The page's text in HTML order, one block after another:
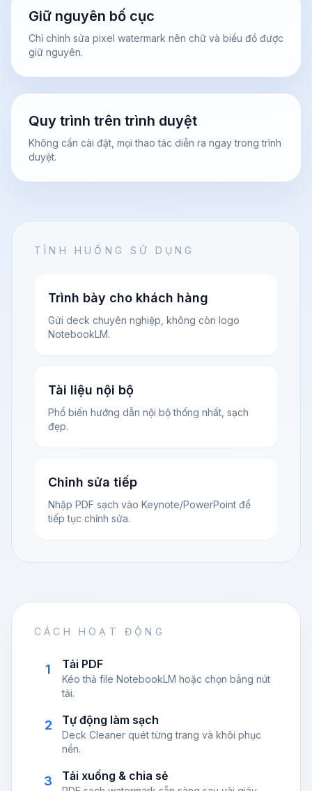
Giữ nguyên bố cục
Chỉ chỉnh sửa pixel watermark nên chữ và biểu đồ được
giữ nguyên.
Quy trình trên trình duyệt
Không cần cài đặt, mọi thao tác diễn ra ngay trong trình
duyệt.
TÌNH HUỐNG SỬ DỤNG
Trình bày cho khách hàng
Gửi deck chuyên nghiệp, không còn logo
NotebookLM.
Tài liệu nội bộ
Phổ biến hướng dẫn nội bộ thống nhất, sạch
đẹp.
Chỉnh sửa tiếp
Nhập PDF sạch vào Keynote/PowerPoint để
tiếp tục chỉnh sửa.
CÁCH HOẠT ĐỘNG
1 Tải PDF
Kéo thả file NotebookLM hoặc chọn bằng nút
tải.
2 Tự động làm sạch
Deck Cleaner quét từng trang và khôi phục
nền.
3 Tải xuống & chia sẻ